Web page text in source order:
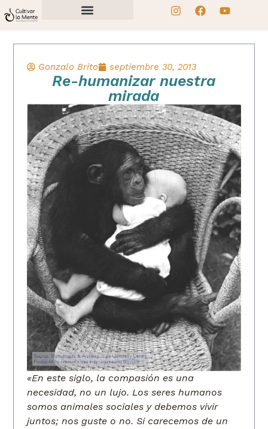
Gonzalo Brito septiembre 30, 2013
Re-humanizar nuestra
mirada
«En este siglo, la compasión es una
necesidad, no un lujo. Los seres humanos
somos animales sociales y debemos vivir
juntos; nos guste o no. Si carecemos de un